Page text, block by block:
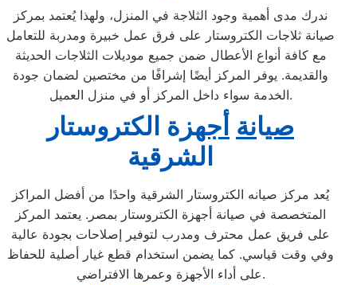
ندرك مدى أهمية وجود الثلاجة في المنزل، ولهذا يُعتمد بمركز
صيانة ثلاجات الكتروستار على فرق عمل خبيرة ومدربة للتعامل
مع كافة أنواع الأعطال ضمن جميع موديلات الثلاجات الحديثة
والقديمة. يوفر المركز أيضًا إشرافًا من مختصين لضمان جودة
الخدمة سواء داخل المركز أو في منزل العميل.
صيانة أجهز ة الكتروستار
الشرقية
يُعد مركز صيانه الكتروستار الشرقية واحدًا من أفضل المراكز
المتخصصة في صيانة أجهزة الكتروستار بمصر. يعتمد المركز
على فريق عمل محترف ومدرب لتوفير إصلاحات بجودة عالية
وفي وقت قياسي. كما يضمن استخدام قطع غيار أصلية للحفاظ
على أداء الأجهزة وعمرها الافتراضي.